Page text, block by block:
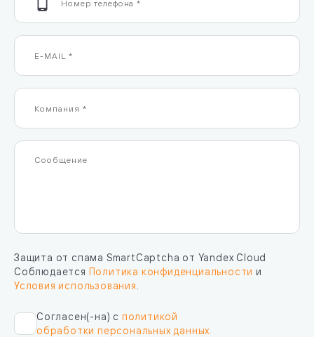
Защита от спама SmartCaptcha от Yandex Cloud
Соблюдается Политика конфиденциальности и
Условия использования
Согласен(-на) с политикой
обработки персональных данных.